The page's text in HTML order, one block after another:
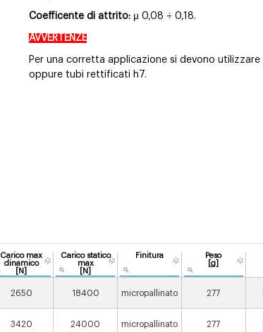
Coefficente di attrito: µ 0,08 ÷ 0,18.
AVVERTENZE
Per una corretta applicazione si devono
oppure tubi rettificati h7.
Carico max
dinamico
[N]
Carico statico
max
[N]
Finitura
Peso
[g]
2650 18400 micropallinato 277
3420 24000 micropallinato 277